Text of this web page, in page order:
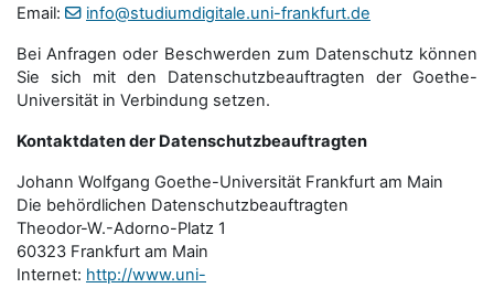
Email:
info@studiumdigitale.uni-frankfurt.de
Bei Anfragen oder Beschwerden zum Datenschutz können
Sie sich mit den Datenschutz­beauftragten der Goethe-
Universität in Verbindung setzen.
Kontaktdaten der Datenschutzbeauftragten
Johann Wolfgang Goethe-Universität Frankfurt am Main
Die behördlichen Datenschutzbeauftragten
Theodor-W.-Adorno-Platz 1
60323 Frankfurt am Main
Internet: http://www.uni-